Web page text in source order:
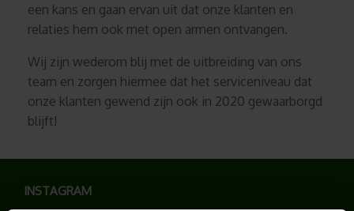
een kans en gaan ervan uit dat onze klanten en
relaties hem ook met open armen ontvangen.
Wij zijn wederom blij met de uitbreiding van ons
team en zorgen hiermee dat het serviceniveau dat
onze klanten gewend zijn ook in 2020 gewaarborgd
blijft!
INSTAGRAM